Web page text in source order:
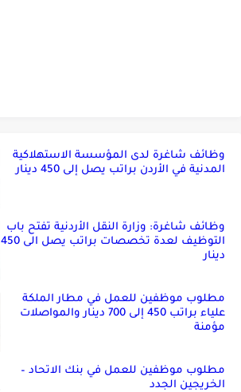
وظائف شاغرة لدى المؤسسة الاستهلاكية
المدنية في الأردن براتب يصل إلى 450 دينار
وظائف شاغرة: وزارة النقل الأردنية تفتح باب
التوظيف لعدة تخصصات براتب يصل الى 450
دينار
مطلوب موظفين للعمل في مطار الملكة
علياء براتب 450 إلى 700 دينار والمواصلات
مؤمنة
مطلوب موظفين للعمل في بنك الاتحاد –
الخريجين الجدد